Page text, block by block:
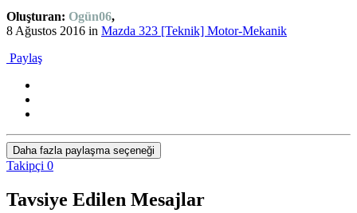
Oluşturan: Ogün06,
8 Ağustos 2016 in Mazda 323 [Teknik] Motor-Mekanik
Paylaş
Daha fazla paylaşma seçeneği
Takipçi 0
Tavsiye Edilen Mesajlar